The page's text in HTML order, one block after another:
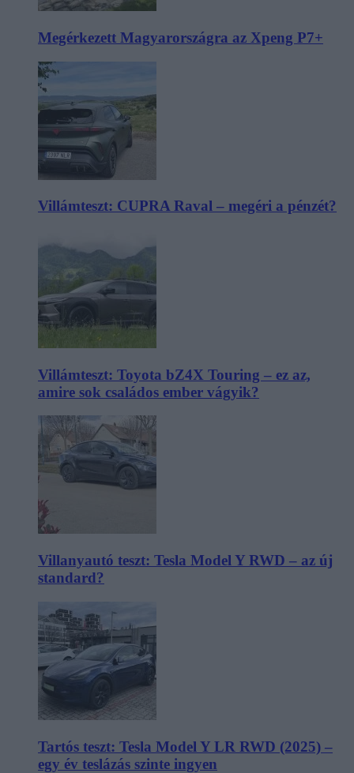
Megérkezett Magyarországra az Xpeng P7+
Villámteszt: CUPRA Raval – megéri a pénzét?
Villámteszt: Toyota bZ4X Touring – ez az,
amire sok családos ember vágyik?
Villanyautó teszt: Tesla Model Y RWD – az új
standard?
Tartós teszt: Tesla Model Y LR RWD (2025) –
egy év teslázás szinte ingyen